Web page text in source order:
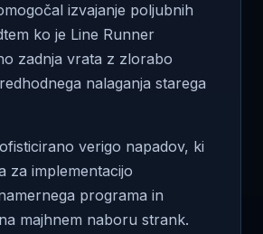
izvajanje poljubnih
ko je Line Runner
zadnja vrata z zlorabo
nalaganja starega
verigo napadov, ki
za implementacijo
programa in
majhnem naboru strank.